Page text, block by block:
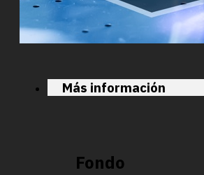
Más información
Fondo